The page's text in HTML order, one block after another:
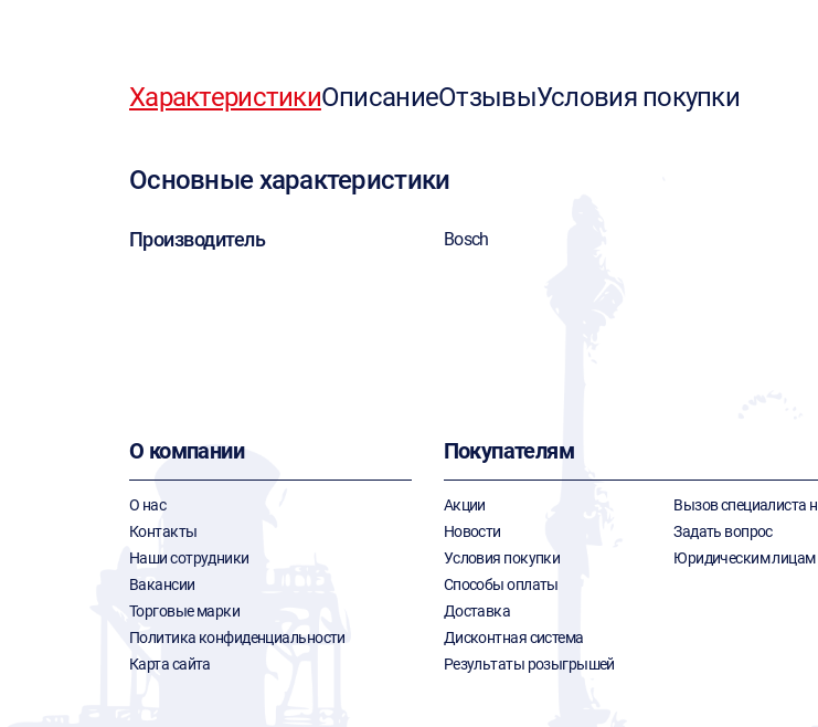
ХарактеристикиОписаниеОтзывыУсловия покупки
Основные характеристики
Производитель Bosch
О компании
О нас
Контакты
Наши сотрудники
Вакансии
Торговые марки
Политика конфиденциальности
Карта сайта
Покупателям
Акции
Новости
Условия покупки
Способы оплаты
Доставка
Дисконтная система
Результаты розыгрышей
Вызов специалиста
Задать вопрос
Юридическим лицам